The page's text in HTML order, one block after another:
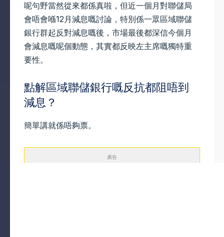
呢句野當然從來都係真啦，但近一個月對聯儲局
會唔會喺12月減息嘅討論，特別係一眾區域聯儲
銀行群起反對減息嘅後，市場最後都深信今個月
會減息嘅呢個動態，其實都反映左主席嘅獨特重
要性。
點解區域聯儲銀行嘅反抗都阻唔到
減息？
簡單講就係唔夠票。
廣告